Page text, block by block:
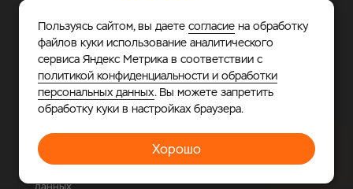
© 2026 «Полюс Арена».Многофункциональный
найдет занятие по душе.
Пользуясь сайтом, вы даете согласие на обработку
файлов куки использование аналитического
сервиса Яндекс Метрика в соответствии с
политикой конфиденциальности и обработки
персональных данных. Вы можете запретить
обработку куки в настройках браузера.
Хорошо